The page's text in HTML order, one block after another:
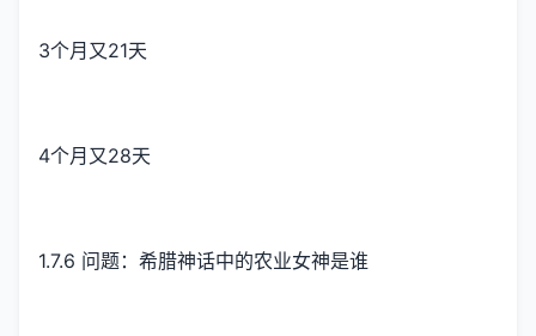
3个月又21天
4个月又28天
1.7.6 问题：希腊神话中的农业女神是谁